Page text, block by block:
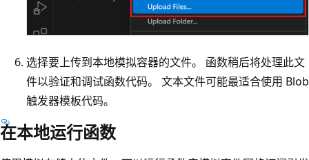
选择要上传到本地模拟容器的文件。 函数稍后将处理此文
件以验证和调试函数代码。 文本文件可能最适合使用 Blob
触发器模板代码。
在本地运行函数